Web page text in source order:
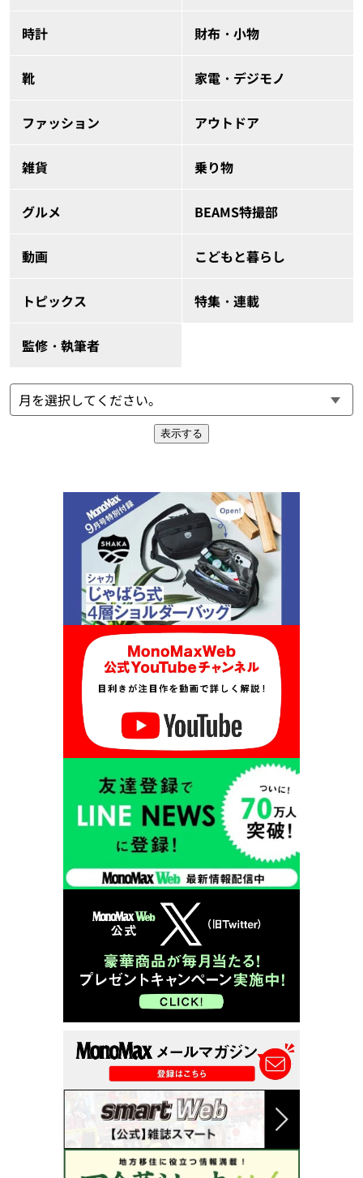
時計 財布・小物
靴 家電・デジモノ
ファッション アウトドア
雑貨 乗り物
グルメ BEAMS特撮部
動画 こどもと暮らし
トピックス 特集・連載
監修・執筆者
表示する